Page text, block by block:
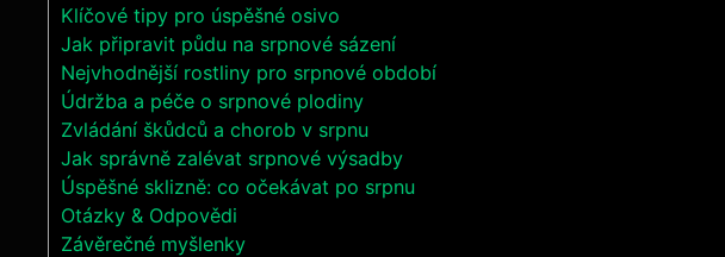
Klíčové tipy ‌pro‍ úspěšné osivo
Jak připravit půdu na srpnové sázení
Nejvhodnější rostliny ⁣pro srpnové období
Údržba a péče o⁤ srpnové plodiny
Zvládání škůdců⁢ a chorob v srpnu
Jak správně zalévat ​srpnové výsadby
Úspěšné sklizně: co⁤ očekávat ​po ⁢srpnu
Otázky & Odpovědi
Závěrečné myšlenky